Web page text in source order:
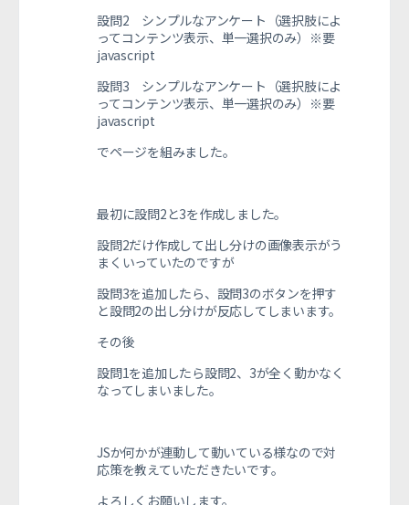
設問2 シンプルなアンケート（選択肢によ
ってコンテンツ表示、単一選択のみ）※要
javascript
設問3 シンプルなアンケート（選択肢によ
ってコンテンツ表示、単一選択のみ）※要
javascript
でページを組みました。
最初に設問2と3を作成しました。
設問2だけ作成して出し分けの画像表示がう
まくいっていたのですが
設問3を追加したら、設問3のボタンを押す
と設問2の出し分けが反応してしまいます。
その後
設問1を追加したら設問2、3が全く動かなく
なってしまいました。
JSか何かが連動して動いている様なので対
応策を教えていただきたいです。
よろしくお願いします。